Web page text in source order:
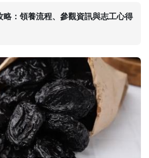
略：領養流程、參觀資訊與志工心得